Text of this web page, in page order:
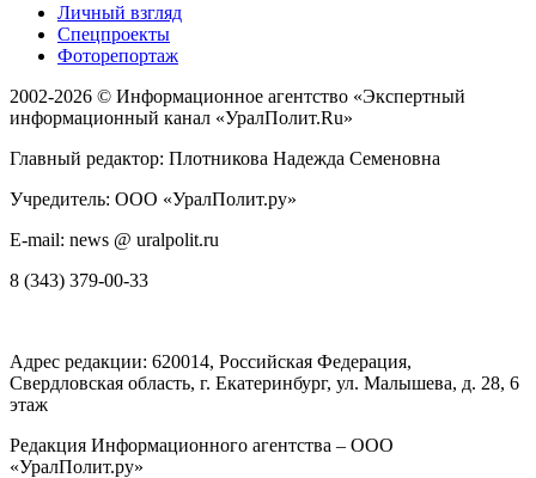
Личный взгляд
Спецпроекты
Фоторепортаж
2002-2026 © Информационное агентство «Экспертный
информационный канал «УралПолит.Ru»
Главный редактор: Плотникова Надежда Семеновна
Учредитель: ООО «УралПолит.ру»
E-mail: news @ uralpolit.ru
8 (343) 379-00-33
Адрес редакции: 620014, Российская Федерация,
Свердловская область, г. Екатеринбург, ул. Малышева, д. 28, 6
этаж
Редакция Информационного агентства – ООО
«УралПолит.ру»